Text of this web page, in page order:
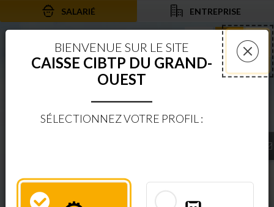
Aller au contenu
Aller à la recherche
Aller à la navigation
SALARIÉ ENTREPRISE
Rechercher sur
Services
ESPACE SÉCURISÉ
BIENVENUE SUR LE SITE
CAISSE CIBTP DU GRAND-
OUEST
SÉLECTIONNEZ VOTRE PROFIL :